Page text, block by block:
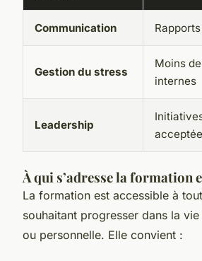
Communication
Gestion du stress
Moins
internes
Leadership
À qui s’adresse la formation
La formation est accessible à
souhaitant progresser dans la
ou personnelle. Elle convient :